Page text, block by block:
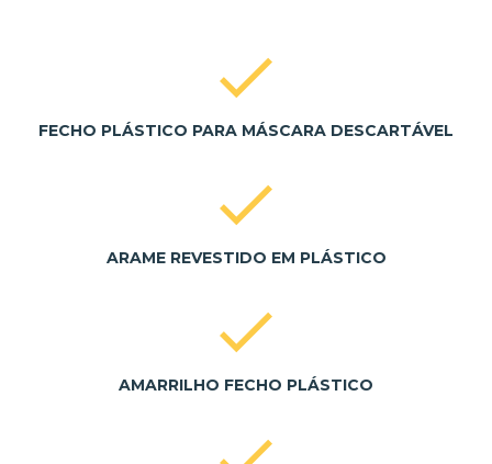
FECHO PLÁSTICO PARA MÁSCARA DESCARTÁVEL
ARAME REVESTIDO EM PLÁSTICO
AMARRILHO FECHO PLÁSTICO